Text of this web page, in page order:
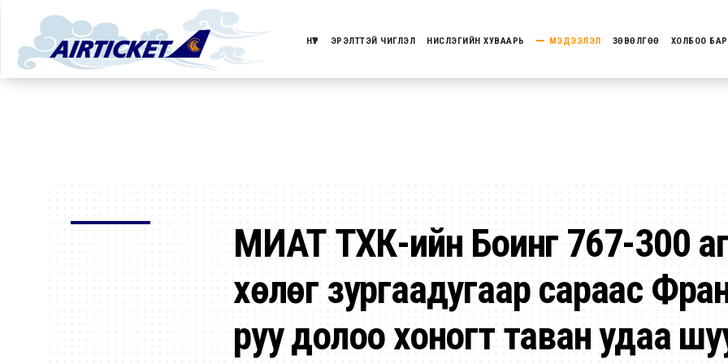
НҮҮР ЭРЭЛТТЭЙ ЧИГЛЭЛ НИСЛЭГИЙН ХУВААРЬ МЭДЭЭЛЭЛ ЗӨВӨЛГӨӨ ХОЛБОО
МИАТ ТӨХК-ийн Боинг 767-300
хөлөг зургаадугаар сараас
руу долоо хоногт таван удаа